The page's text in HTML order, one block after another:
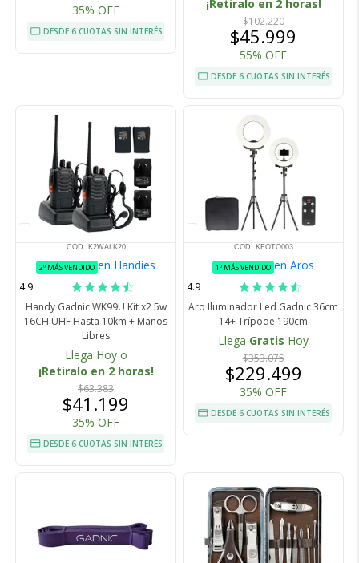
35% OFF
DESDE 6 CUOTAS SIN INTERÉS
¡Retiralo en 2 horas!
$102.220
$45.999
55% OFF
DESDE 6 CUOTAS SIN INTERÉS
COD. K2WALK20
2º MÁS VENDIDO en Handies
4.9
Handy Gadnic WK99U Kit x2 5w
16CH UHF Hasta 10km + Manos
Libres
Llega Hoy o
¡Retiralo en 2 horas!
$63.383
$41.199
35% OFF
DESDE 6 CUOTAS SIN INTERÉS
COD. KFOTO003
1º MÁS VENDIDO en Aros
4.9
Aro Iluminador Led Gadnic 36cm
14+ Trípode 190cm
Llega Gratis Hoy
$353.075
$229.499
35% OFF
DESDE 6 CUOTAS SIN INTERÉS